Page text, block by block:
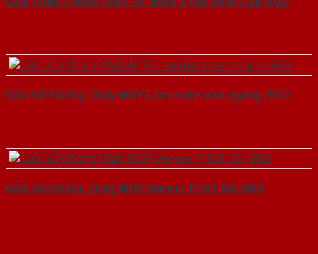
Cửa Gỗ Chống Cháy MDF Laminate van ngang-SGD
Cửa Gỗ Chống Cháy MDF Veneer P1G1 Sồi-SGD